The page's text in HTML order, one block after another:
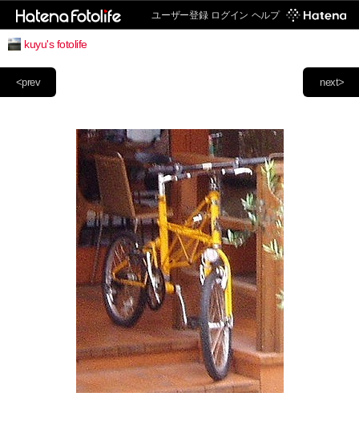
ユーザー登録 ログイン ヘルプ
kuyu's fotolife
next>
<prev